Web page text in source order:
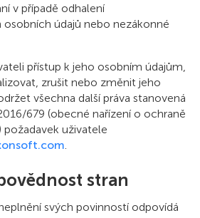
v případě odhalení
údajů nebo nezákonné
přístup k jeho osobním údajům,
zrušit nebo změnit jeho
všechna další práva stanovená
679 (obecné nařízení o ochraně
požadavek uživatele
.
stran
svých povinností odpovídá